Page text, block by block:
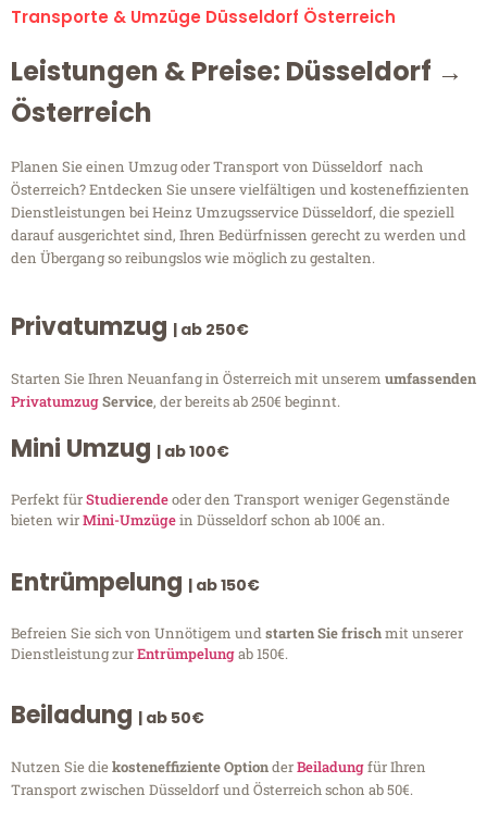
Transporte & Umzüge Düsseldorf Österreich
Leistungen & Preise: Düsseldorf →
Österreich
Planen Sie einen Umzug oder Transport von Düsseldorf nach
Österreich? Entdecken Sie unsere vielfältigen und kosteneffizienten
Dienstleistungen bei Heinz Umzugsservice Düsseldorf, die speziell
darauf ausgerichtet sind, Ihren Bedürfnissen gerecht zu werden und
den Übergang so reibungslos wie möglich zu gestalten.
Privatumzug | ab 250€
Starten Sie Ihren Neuanfang in Österreich mit unserem umfassenden
PrivatumzugService, der bereits ab 250€ beginnt.
Mini Umzug | ab 100€
Perfekt fürStudierendeoder den Transport weniger Gegenstände
bieten wirMini-Umzügein Düsseldorf schon ab 100€ an.
Entrümpelung | ab 150€
Befreien Sie sich von Unnötigem undstarten Sie frischmit unserer
Dienstleistung zurEntrümpelungab 150€.
Beiladung | ab 50€
Nutzen Sie diekosteneffiziente OptionderBeiladungfür Ihren
Transport zwischen Düsseldorf und Österreich schon ab 50€.